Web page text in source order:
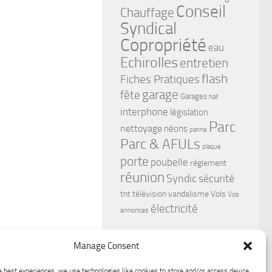
Manage Consent
Chauffage Conseil
Syndical
Copropriété eau
Echirolles entretien
Fiches Pratiquesflash
fête garage Garages hall
interphone législation
nettoyage néons panne Parc
Parc & AFULs plaque
porte poubelle règlement
réunion Syndic sécurité
tnttélévisionvandalismeVols Vos
annonces électricité